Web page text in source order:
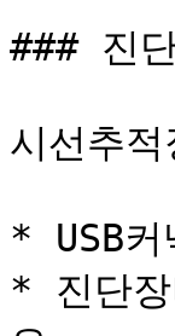
### 진
시선추
* USB
* 진단